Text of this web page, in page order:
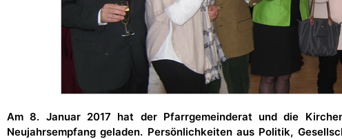
Am 8. Januar 2017 hat der Pfarrgemeinderat und die
Neujahrsempfang geladen. Persönlichkeiten aus Politik,